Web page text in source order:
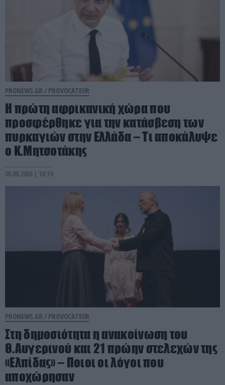
PRONEWS.GR / PROVOCATEUR
Η πρώτη αφρικανική χώρα που
προσφέρθηκε για την κατάσβεση των
πυρκαγιών στην Ελλάδα – Τι αποκάλυψε
ο Κ.Μητσοτάκης
05.08.2026 | 16:19
PRONEWS.GR / PROVOCATEUR
Στη δημοσιότητα η ανακοίνωση του
Θ.Αυγερινού και 21 πρώην στελεχών της
«Ελπίδας» – Ποιοι οι λόγοι που
αποχώρησαν